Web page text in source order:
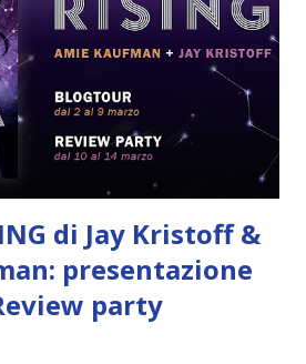
Jones ( padre ), madre non
312 RUOLO: Alpha, Leader Tyler
è il più figo della squadra . Mi
tutta la Legione Aurora. Un figo da
apparentemente, anche il più
di Jay Kristoff &
presentazione
party